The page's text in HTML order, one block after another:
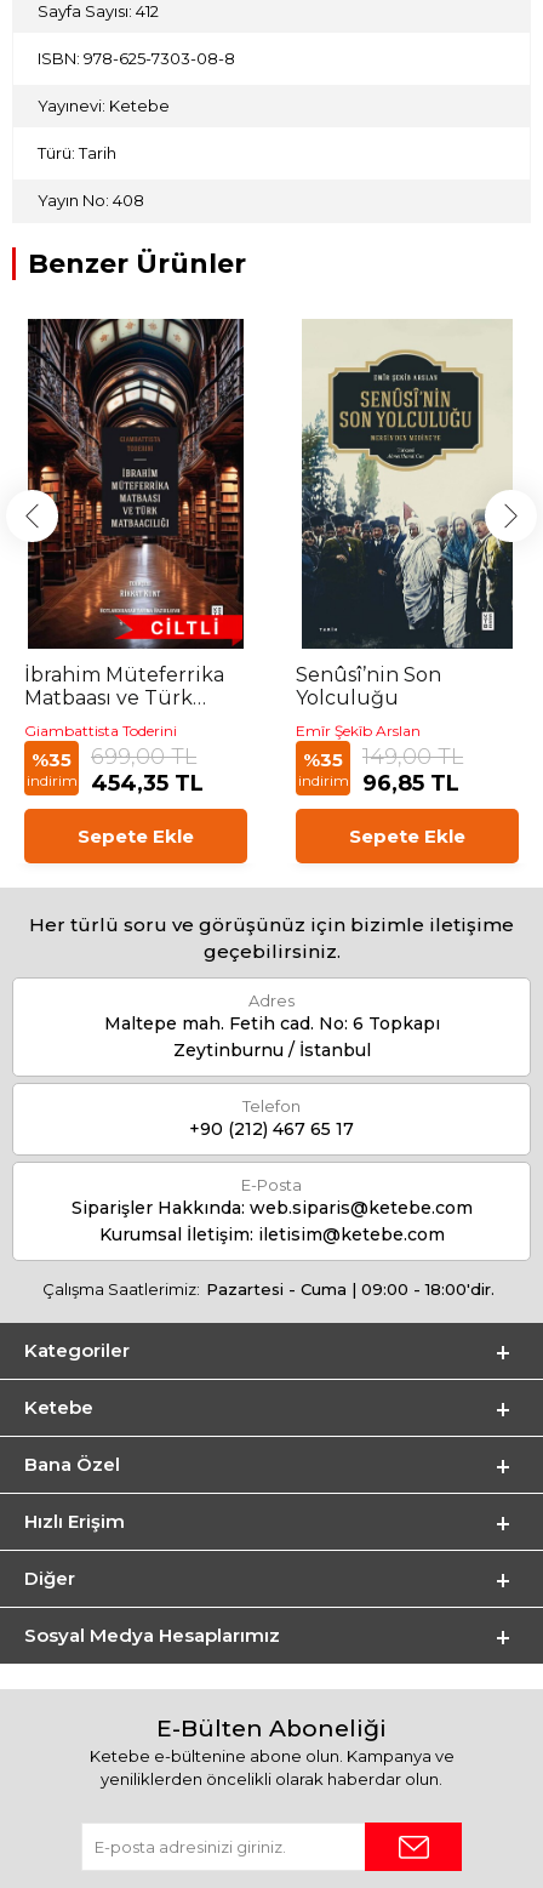
Sayfa Sayısı: 412
ISBN: 978-625-7303-08-8
Yayınevi: Ketebe
Türü: Tarih
Yayın No: 408
Benzer Ürünler
İbrahim Müteferrika
Matbaası ve Türk
Matbaacılığı (Ciltli)
Giambattista Toderini
%35
indirim
699,00 TL
454,35 TL
Sepete Ekle
Senûsî’nin Son
Yolculuğu
Emîr Şekîb Arslan
%35
indirim
149,00 TL
96,85 TL
Sepete Ekle
Her türlü soru ve görüşünüz için bizimle iletişime
geçebilirsiniz.
Adres
Maltepe mah. Fetih cad. No: 6 Topkapı
Zeytinburnu / İstanbul
Telefon
+90 (212) 467 65 17
E-Posta
Siparişler Hakkında: web.siparis@ketebe.com
Kurumsal İletişim: iletisim@ketebe.com
Çalışma Saatlerimiz: Pazartesi - Cuma | 09:00 - 18:00'dir.
Kategoriler
Ketebe
Bana Özel
Hızlı Erişim
Diğer
Sosyal Medya Hesaplarımız
E-Bülten Aboneliği
Ketebe e-bültenine abone olun. Kampanya ve
yeniliklerden öncelikli olarak haberdar olun.